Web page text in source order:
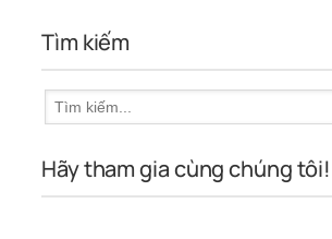
Tìm kiếm
Hãy tham gia cùng chúng tôi!